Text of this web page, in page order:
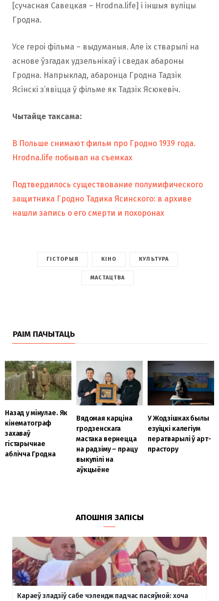
[сучасная Савецкая – Hrodna.life] і іншыя вуліцы
Гродна.
Усе героі фільма – выдуманыя. Але іх стварылі на
аснове ўзгадак удзельнікаў і сведак абароны
Гродна. Напрыклад, абаронца Гродна Тадзік
Ясінскі з’явіцца ў фільме як Тадзік Ясюкевіч.
Чытайце таксама:
В Польше снимают фильм про Гродно 1939 года.
Hrodna.life побывал на съемках
Подтвердилось существование полумифического
защитника Гродно Тадика Ясинского: в архиве
нашли запись о его смерти и похоронах
ГІСТОРЫЯ КІНО КУЛЬТУРА
МАСТАЦТВА
РАІМ ПАЧЫТАЦЬ
Назад у мінулае. Як
кінематограф
захаваў
гістарычнае
аблічча Гродна
Вядомая карціна
гродзенскага
мастака вернецца
на радзіму – працу
выкупілі на
аўкцыёне
У Жодзішках былы
езуіцкі калегіум
ператварылі ў арт-
прастору
АПОШНІЯ ЗАПІСЫ
Караеў зладзіў сабе чэлендж падчас пасяўной: хоча